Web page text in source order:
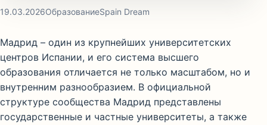
19.03.2026ОбразованиеSpain Dream
Мадрид – один из крупнейших университетских
центров Испании, и его система высшего
образования отличается не только масштабом, но и
внутренним разнообразием. В официальной
структуре сообщества Мадрид представлены
государственные и частные университеты, а также